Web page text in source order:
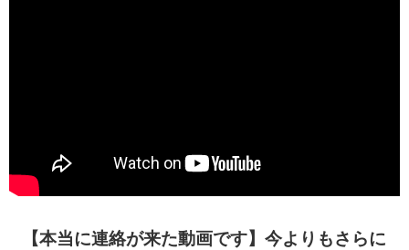
【本当に連絡が来た動画です】今よりもさらに